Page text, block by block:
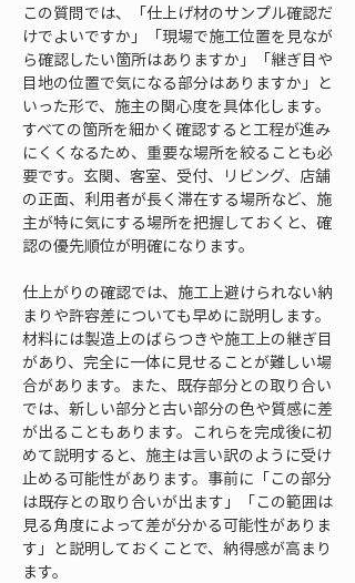
この質問では、「仕上げ材のサンプル確認だ
けでよいですか」「現場で施工位置を見なが
ら確認したい箇所はありますか」「継ぎ目や
目地の位置で気になる部分はありますか」と
いった形で、施主の関心度を具体化します。
すべての箇所を細かく確認すると工程が進み
にくくなるため、重要な場所を絞ることも必
要です。玄関、客室、受付、リビング、店舗
の正面、利用者が長く滞在する場所など、施
主が特に気にする場所を把握しておくと、確
認の優先順位が明確になります。
仕上がりの確認では、施工上避けられない納
まりや許容差についても早めに説明します。
材料には製造上のばらつきや施工上の継ぎ目
があり、完全に一体に見せることが難しい場
合があります。また、既存部分との取り合い
では、新しい部分と古い部分の色や質感に差
が出ることもあります。これらを完成後に初
めて説明すると、施主は言い訳のように受け
止める可能性があります。事前に「この部分
は既存との取り合いが出ます」「この範囲は
見る角度によって差が分かる可能性がありま
す」と説明しておくことで、納得感が高まり
ます。